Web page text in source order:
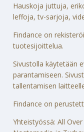
Hauskoja juttuja,
leffoja, tv-sarjoja,
Findance on
tuotesijoittelua.
Sivustolla käytetään
parantamiseen.
tallentamisen
Findance on
Yhteistyössä: All